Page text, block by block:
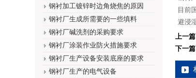
钢衬加工镀锌时边角烧焦的原因
钢衬厂生成所需要的一些填料
钢衬厂碱洗剂的采购要求
钢衬厂涂装作业防火措施要求
钢衬厂生产设备安装底座的要求
钢衬厂生产的电气设备
目前
避浸
上一篇
下一篇